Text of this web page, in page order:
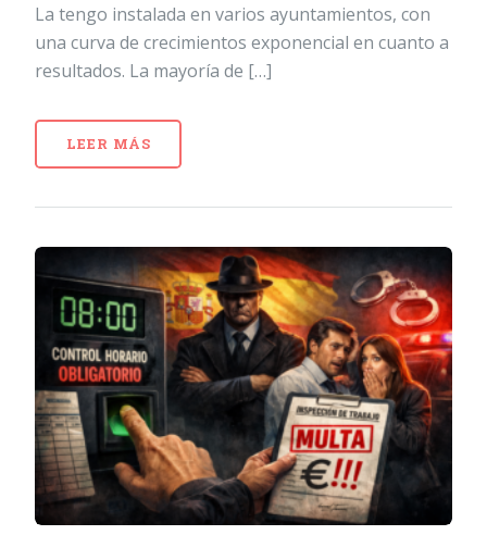
La tengo instalada en varios ayuntamientos, con
una curva de crecimientos exponencial en cuanto a
resultados. La mayoría de […]
LEER MÁS